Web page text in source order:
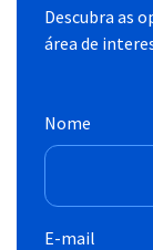
Descubra as
área de
Nome
E-mail